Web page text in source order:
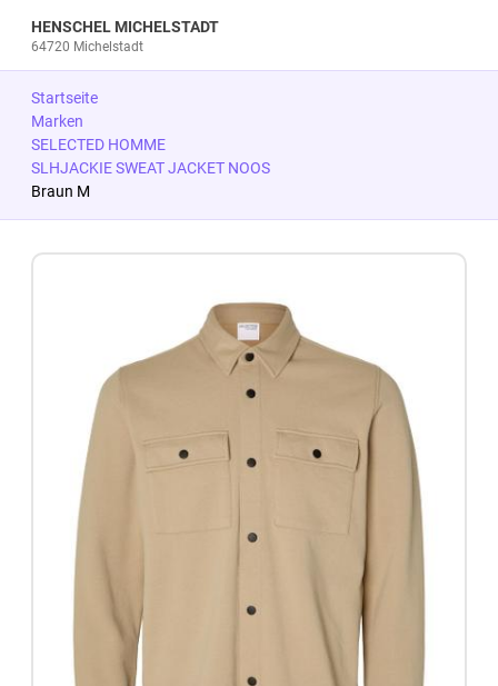
HENSCHEL MICHELSTADT
64720 Michelstadt
Startseite
Marken
SELECTED HOMME
SLHJACKIE SWEAT JACKET NOOS
Braun M